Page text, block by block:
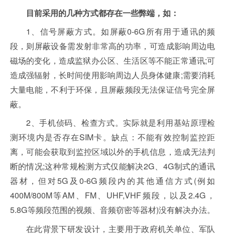
目前采用的几种方式都存在一些弊端，如：
1、信号屏蔽方式。如屏蔽0-6G所有用于通讯的频
段，则屏蔽设备需发射非常高的功率，可造成影响周边电
磁场的变化，造成监狱办公区、生活区等不能正常通讯;可
造成强辐射，长时间使用影响周边人员身体健康;需要消耗
大量电能，不利于环保，且屏蔽频段无法保证信号完全屏
蔽。
2、手机侦码、检查方式。实际就是利用基站原理检
测环境内是否存在SIM卡。缺点：不能有效控制监控距
离，可能会获取到监控区域以外的手机信息，造成无法判
断的情况;这种常规检测方式仅能解决2G、4G制式的通讯
器材，但对5G及0-6G频段内的其他通信方式(例如
400M/800M等AM、FM、UHF,VHF频段，以及2.4G，
5.8G等频段范围的视频、音频窃密等器材)没有解决办法。
在此背景下研发设计，主要用于政府机关单位、军队